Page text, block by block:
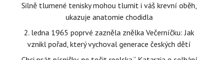
Silně tlumené tenisky mohou tlumit i váš krevní oběh,
ukazuje anatomie chodidla
2. ledna 1965 poprvé zazněla znělka Večerníčku: Jak
vznikl pořad, který vychoval generace českých dětí